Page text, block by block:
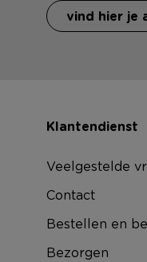
vind hier je
Klantendienst
Veelgestelde
Contact
Bestellen en
Bezorgen